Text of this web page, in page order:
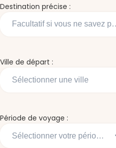
Destination précise :
Ville de départ :
Période de voyage :